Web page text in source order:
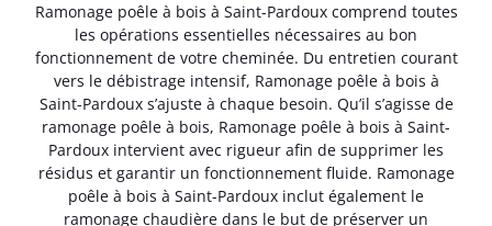
Ramonage poêle à bois à Saint-Pardoux comprend toutes
les opérations essentielles nécessaires au bon
fonctionnement de votre cheminée. Du entretien courant
vers le débistrage intensif, Ramonage poêle à bois à
Saint-Pardoux s’ajuste à chaque besoin. Qu’il s’agisse de
ramonage poêle à bois, Ramonage poêle à bois à Saint-
Pardoux intervient avec rigueur afin de supprimer les
résidus et garantir un fonctionnement fluide. Ramonage
poêle à bois à Saint-Pardoux inclut également le
ramonage chaudière dans le but de préserver un